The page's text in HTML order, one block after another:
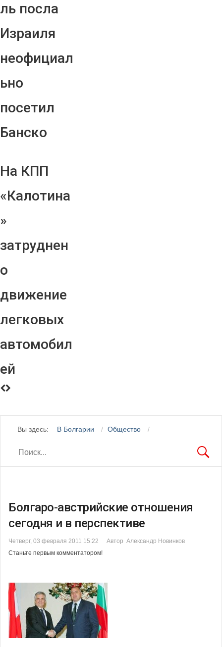
ль посла
Израиля
неофициал
ьно
посетил
Банско
На КПП
«Калотина
»
затруднен
о
движение
легковых
автомобил
ей
Вы здесь: В Болгарии Общество
Болгаро-австрийские отношения
сегодня и в перспективе
Четверг, 03 февраля 2011 15:22
Автор Александр Новинков
Станьте первым комментатором!